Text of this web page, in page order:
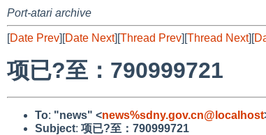
Port-atari archive
[Date Prev][Date Next][Thread Prev][Thread Next][
项已?至：790999721
To: "news" <news%sdny.gov.cn@localhost
Subject: 项已?至：790999721